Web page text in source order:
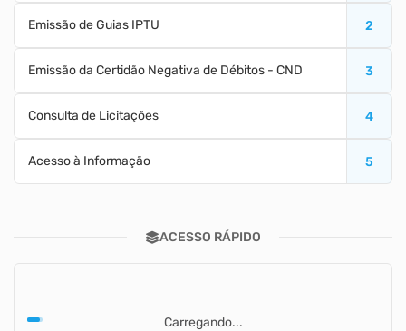
Emissão de Guias IPTU 2
Emissão da Certidão Negativa de Débitos - CND 3
Consulta de Licitações 4
Acesso à Informação 5
ACESSO RÁPIDO
Carregando...